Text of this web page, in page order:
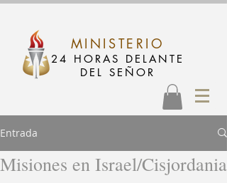
MINISTERIO
24 HORAS DELANTE
DEL SEÑOR
Entrada
Misiones en Israel/Cisjordania